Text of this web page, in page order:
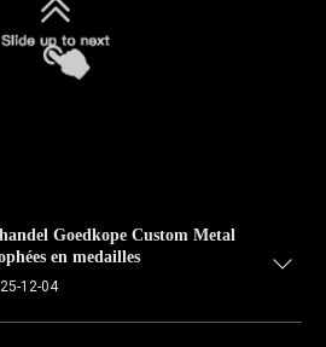
Goedkope Custom Metal
en medailles
12-04